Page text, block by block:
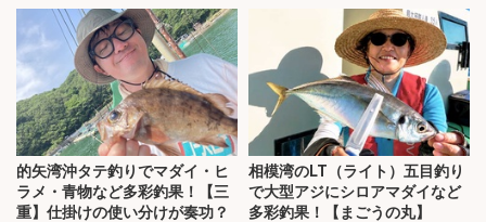
的矢湾沖タテ釣りでマダイ・ヒ
ラメ・青物など多彩釣果！【三
重】仕掛けの使い分けが奏功？
相模湾のLT（ライト）五目釣り
で大型アジにシロアマダイなど
多彩釣果！【まごうの丸】